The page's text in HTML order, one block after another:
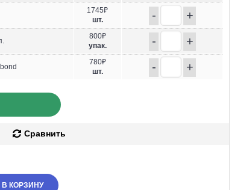
1745₽
шт.
- +
800₽
упак.
- +
780₽
шт.
- +
Сравнить
КОРЗИНУ